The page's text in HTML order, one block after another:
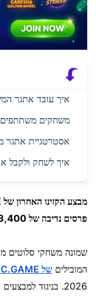
איך עובד אתגר
משחקים משתתפים,
אסטרטגיית אתגר
איך לשחק ולקבל
פרסים נדיבה של 13,400 דולר.
שמונה משחקי סלוטים
המובילים של BC.GAME
2026. בניגוד